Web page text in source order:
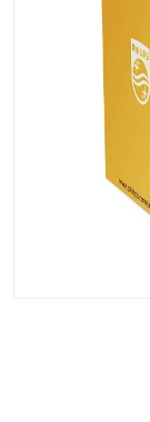
Otomobil Led
Otomobil
Halojen Off
Motosiklet
Kamyon
Kamyon